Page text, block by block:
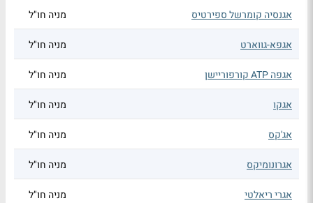
אגנסיה קומרשל ספירטיס מניה חו"ל
אגפא-גווארט מניה חו"ל
אגפה ATP קורפוריישן מניה חו"ל
אגקו מניה חו"ל
אג'קס מניה חו"ל
אגרונומיקס מניה חו"ל
אגרי ריאלטי מניה חו"ל